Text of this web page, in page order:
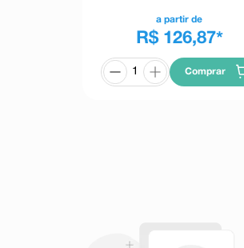
inflamação dos vasos
miosite, artralgia/artrite),
fotossensibilidade ou outras
no sangue e elevação dos
sérica), geralmente
Ocorreram aumento dos níveis
que possa dificultar sua
a partir de
R$ 126,87*
Comprar